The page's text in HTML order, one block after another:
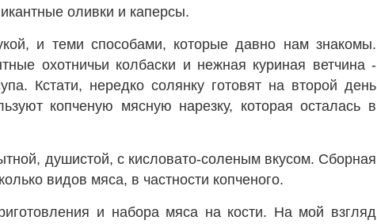
оливки и каперсы.
и теми способами, которые давно нам знакомы.
охотничьи колбаски и нежная куриная ветчина -
Кстати, нередко солянку готовят на второй день
копченую мясную нарезку, которая осталась в
душистой, с кисловато-соленым вкусом. Сборная
видов мяса, в частности копченого.
и набора мяса на кости. На мой взгляд